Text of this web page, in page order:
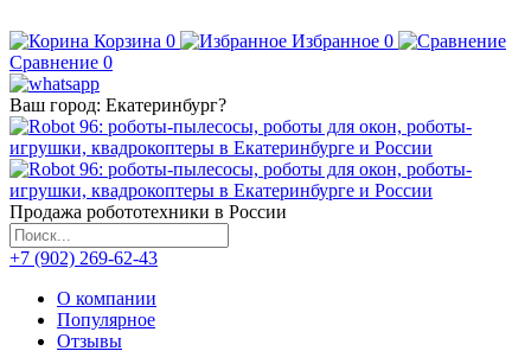
Корзина 0 Избранное 0
Сравнение 0
Ваш город: Екатеринбург?
Продажа робототехники в России
+7 (902) 269-62-43
О компании
Популярное
Отзывы